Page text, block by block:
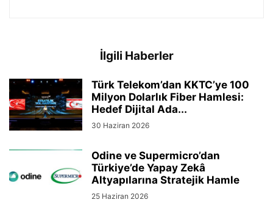
İlgili Haberler
Türk Telekom’dan KKTC’ye 100
Milyon Dolarlık Fiber Hamlesi:
Hedef Dijital Ada...
30 Haziran 2026
Odine ve Supermicro’dan
Türkiye’de Yapay Zekâ
Altyapılarına Stratejik Hamle
25 Haziran 2026